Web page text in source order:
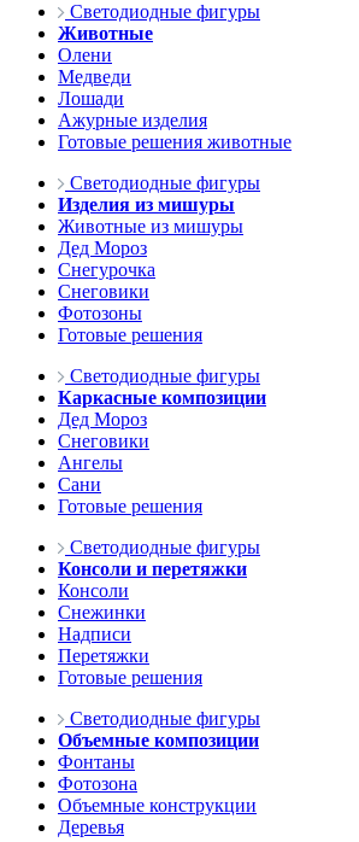
Светодиодные фигуры
Животные
Олени
Медведи
Лошади
Ажурные изделия
Готовые решения животные
Светодиодные фигуры
Изделия из мишуры
Животные из мишуры
Дед Мороз
Снегурочка
Снеговики
Фотозоны
Готовые решения
Светодиодные фигуры
Каркасные композиции
Дед Мороз
Снеговики
Ангелы
Сани
Готовые решения
Светодиодные фигуры
Консоли и перетяжки
Консоли
Снежинки
Надписи
Перетяжки
Готовые решения
Светодиодные фигуры
Объемные композиции
Фонтаны
Фотозона
Объемные конструкции
Деревья